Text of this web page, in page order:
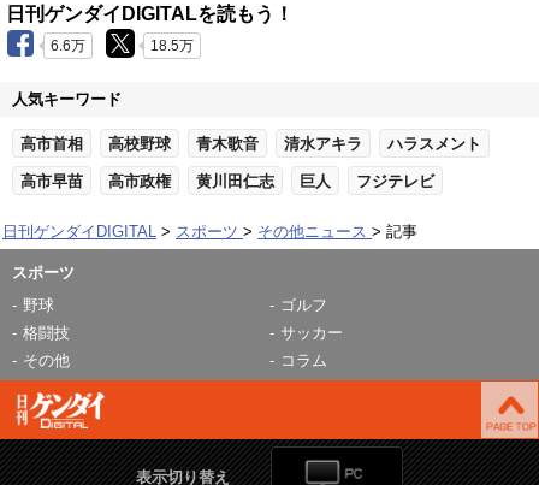
日刊ゲンダイDIGITALを読もう！
6.6万 18.5万
人気キーワード
高市首相 高校野球 青木歌音 清水アキラ ハラスメント
高市早苗 高市政権 黄川田仁志 巨人 フジテレビ
日刊ゲンダイDIGITAL スポーツ その他ニュース 記事
スポーツ
野球
ゴルフ
格闘技
サッカー
その他
コラム
表示切り替え